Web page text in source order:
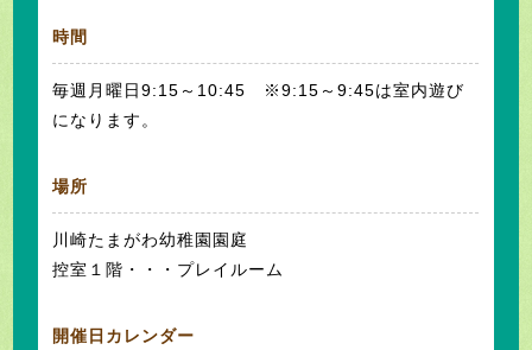
時間
毎週月曜日9:15～10:45 ※9:15～9:45は室内遊び
になります。
場所
川崎たまがわ幼稚園園庭
控室１階・・・プレイルーム
開催日カレンダー